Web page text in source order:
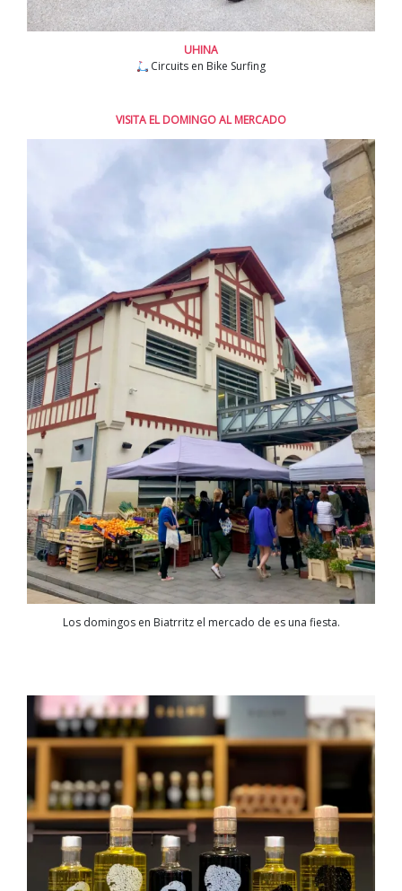
UHINA
Circuits en Bike Surfing
VISITA EL DOMINGO AL MERCADO
Los domingos en Biatrritz el mercado de es una fiesta.